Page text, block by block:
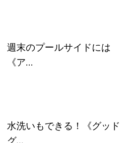
週末のプールサイドには
《ア...
水洗いもできる！《グッド